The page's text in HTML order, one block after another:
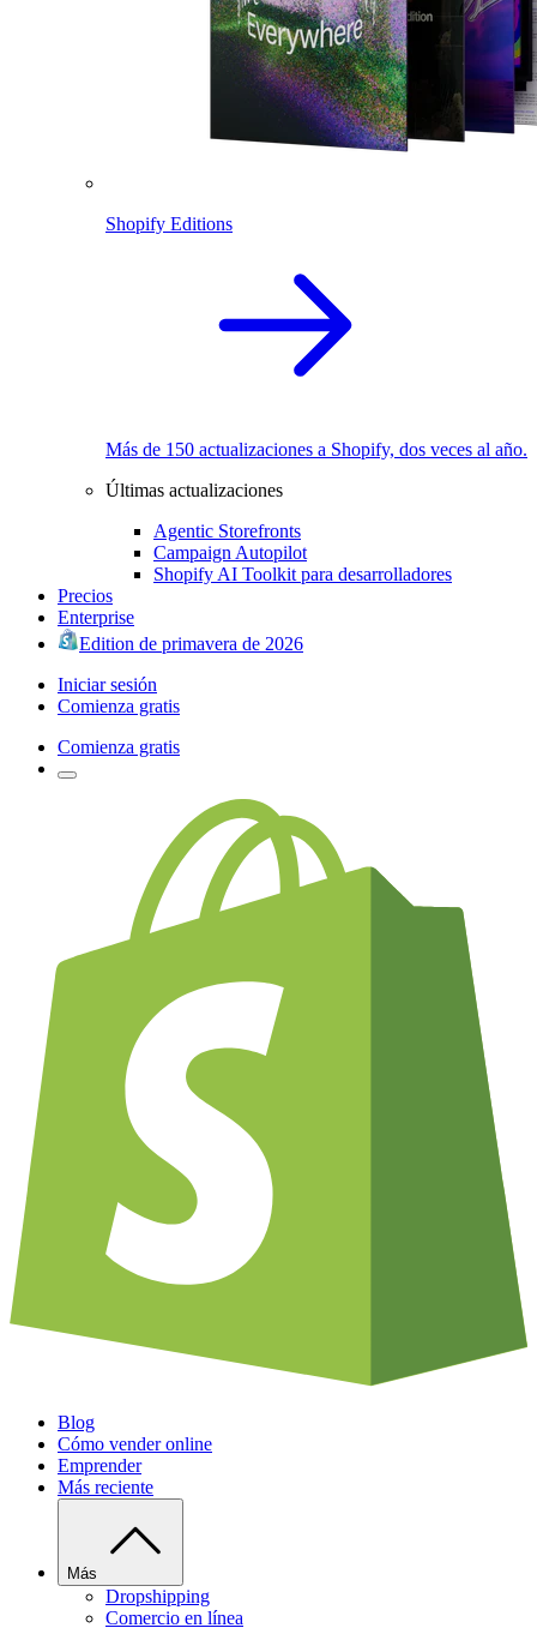
Shopify Editions
Más de 150 actualizaciones a Shopify, dos veces al año.
Últimas actualizaciones
Agentic Storefronts
Campaign Autopilot
Shopify AI Toolkit para desarrolladores
Precios
Enterprise
Edition de primavera de 2026
Iniciar sesión
Comienza gratis
Comienza gratis
Blog
Cómo vender online
Emprender
Más reciente
Más
Dropshipping
Comercio en línea